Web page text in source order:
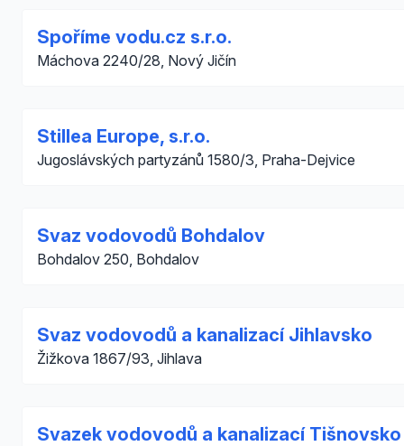
Spoříme vodu.cz s.r.o.
Máchova 2240/28, Nový Jičín
Stillea Europe, s.r.o.
Jugoslávských partyzánů 1580/3, Praha-Dejvice
Svaz vodovodů Bohdalov
Bohdalov 250, Bohdalov
Svaz vodovodů a kanalizací Jihlavsko
Žižkova 1867/93, Jihlava
Svazek vodovodů a kanalizací Tišnovsko